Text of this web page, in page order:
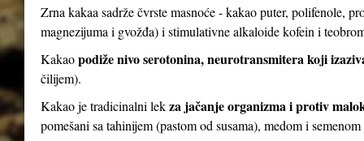
Zrna kakaa sadrže čvrste masnoće - kakao puter, polifenole,
magnezijuma i gvožđa) i stimulativne alkaloide kofein i
Kakaopodiže nivo serotonina, neurotransmitera koji
čilijem).
Kakao je tradicinalni lekza jačanje organizma i protiv
pomešani sa tahinijem (pastom od susama), medom i